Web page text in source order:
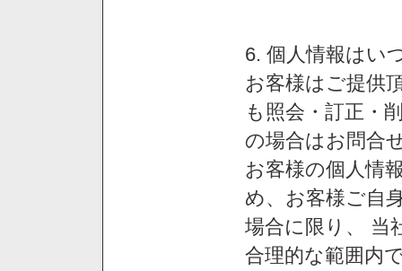
6. 個人情報はい
お客様はご提供
も照会・訂正・
の場合はお問合
お客様の個人情
め、お客様ご自
場合に限り、 当
合理的な範囲内